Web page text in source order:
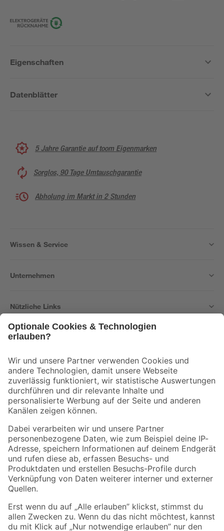
Eigenschaften
Datenblätter
5 Jahre Garantie auf toom Eigenmarken
Sorglos, 90 Tage Umtauschgarantie
Abholung im Markt in 2 Stunden
Wissen & Service
Unternehmen
Nützliche Links
Der toom Newsletter: Keine Angebote und Aktionen mehr verpassen!
Zur Newsletter Anmeldung
Folge uns
Zahlungsarten Versandarten
Sicher einkaufen